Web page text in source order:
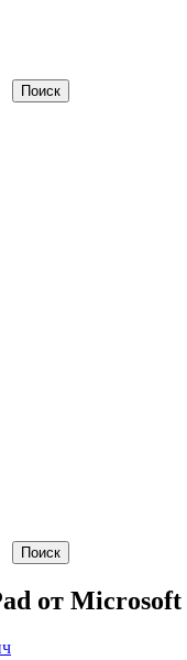
от Microsoft